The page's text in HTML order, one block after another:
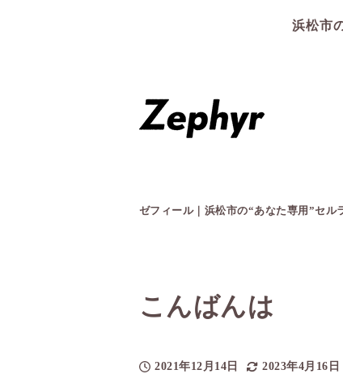
浜松市
ゼフィール｜浜松市の“あなた専用”セル
こんばんは
2021年12月14日
2023年4月16日